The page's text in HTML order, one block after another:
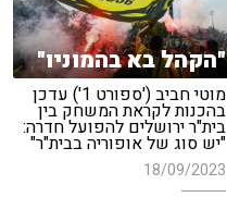
"הקהל בא בהמוניו"
מוטי חביב ('ספורט 1') עדכן
בהכנות לקראת המשחק בין
בית"ר ירושלים להפועל חדרה:
"יש סוג של אופוריה בבית"ר"
18/09/2023